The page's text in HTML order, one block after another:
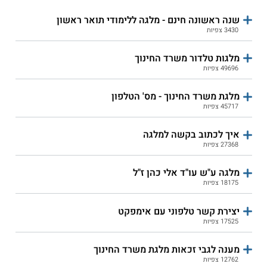
שנה ראשונה חינם - מלגה ללימודי תואר ראשון
3430 צפיות
מלגות טלדור משרד החינוך
49696 צפיות
מלגת משרד החינוך - מס' הטלפון
45717 צפיות
איך לכתוב בקשה למלגה
27368 צפיות
מלגה ע"ש עו"ד אלי כהן ז"ל
18175 צפיות
יצירת קשר טלפוני עם אימפקט
17525 צפיות
מענה לגבי זכאות מלגת משרד החינוך
12762 צפיות